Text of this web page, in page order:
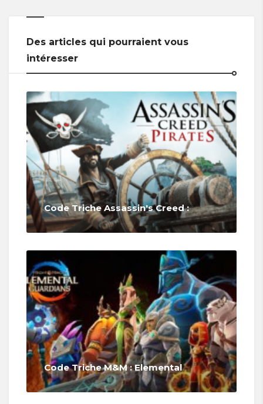
Des articles qui pourraient vous
intéresser
Code Triche Assassin's Creed :
Code Triche M&M : Elemental